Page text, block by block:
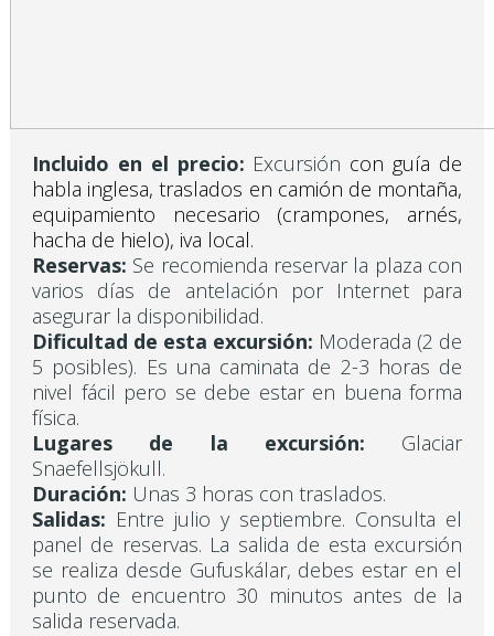
Incluido en el precio: Excursión con guía de
habla inglesa, traslados en camión de montaña,
equipamiento necesario (crampones, arnés,
hacha de hielo), iva local.
Reservas: Se recomienda reservar la plaza con
varios días de antelación por Internet para
asegurar la disponibilidad.
Dificultad de esta excursión: Moderada (2 de
5 posibles). Es una caminata de 2-3 horas de
nivel fácil pero se debe estar en buena forma
física.
Lugares de la excursión: Glaciar
Snaefellsjökull.
Duración: Unas 3 horas con traslados.
Salidas: Entre julio y septiembre. Consulta el
panel de reservas. La salida de esta excursión
se realiza desde Gufuskálar, debes estar en el
punto de encuentro 30 minutos antes de la
salida reservada.